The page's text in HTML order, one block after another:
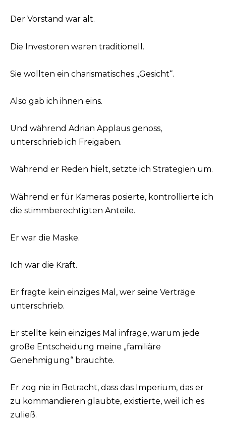
Der Vorstand war alt.
Die Investoren waren traditionell.
Sie wollten ein charismatisches „Gesicht“.
Also gab ich ihnen eins.
Und während Adrian Applaus genoss,
unterschrieb ich Freigaben.
Während er Reden hielt, setzte ich Strategien um.
Während er für Kameras posierte, kontrollierte ich
die stimmberechtigten Anteile.
Er war die Maske.
Ich war die Kraft.
Er fragte kein einziges Mal, wer seine Verträge
unterschrieb.
Er stellte kein einziges Mal infrage, warum jede
große Entscheidung meine „familiäre
Genehmigung“ brauchte.
Er zog nie in Betracht, dass das Imperium, das er
zu kommandieren glaubte, existierte, weil ich es
zuließ.